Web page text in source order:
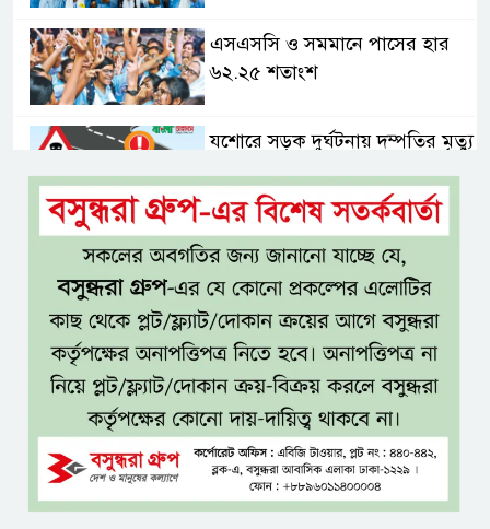
এসএসসি ও সমমানে পাসের হার
৬২.২৫ শতাংশ
যশোরে সড়ক দুর্ঘটনায় দম্পতির মৃত্যু
২৯ বছর পর সালমান শাহ হত্যা
মামলায় ডন গ্রেপ্তার, খুলবে কি
মৃত্যুরহস্য?
যশোর-ঢাকা প্রভাতী ট্রেন চালুসহ
রেলওয়ে জংশন উন্নয়নের দাবিতে
স্মারকলিপি
জনগণের ভাগ্য নিয়ে কাউকে
ছিনিমিনি খেলতে দেওয়া হবে না: